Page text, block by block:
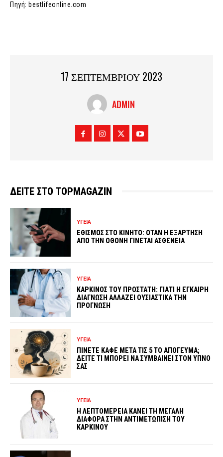
Πηγή: bestlifeonline.com
17 ΣΕΠΤΕΜΒΡΙΟΥ 2023
ADMIN
ΔΕΙΤΕ ΣΤΟ TOPMAGAZIN
ΥΓΕΙΑ
ΕΘΙΣΜΟΣ ΣΤΟ ΚΙΝΗΤΟ: ΟΤΑΝ Η ΕΞΑΡΤΗΣΗ
ΑΠΟ ΤΗΝ ΟΘΟΝΗ ΓΙΝΕΤΑΙ ΑΣΘΕΝΕΙΑ
ΥΓΕΙΑ
ΚΑΡΚΙΝΟΣ ΤΟΥ ΠΡΟΣΤΑΤΗ: ΓΙΑΤΙ Η ΕΓΚΑΙΡΗ
ΔΙΑΓΝΩΣΗ ΑΛΛΑΖΕΙ ΟΥΣΙΑΣΤΙΚΑ ΤΗΝ
ΠΡΟΓΝΩΣΗ
ΥΓΕΙΑ
ΠΙΝΕΤΕ ΚΑΦΕ ΜΕΤΑ ΤΙΣ 5 ΤΟ ΑΠΟΓΕΥΜΑ;
ΔΕΙΤΕ ΤΙ ΜΠΟΡΕΙ ΝΑ ΣΥΜΒΑΙΝΕΙ ΣΤΟΝ ΥΠΝΟ
ΣΑΣ
ΥΓΕΙΑ
Η ΛΕΠΤΟΜΕΡΕΙΑ ΚΑΝΕΙ ΤΗ ΜΕΓΑΛΗ
ΔΙΑΦΟΡΑ ΣΤΗΝ ΑΝΤΙΜΕΤΩΠΙΣΗ ΤΟΥ
ΚΑΡΚΙΝΟΥ